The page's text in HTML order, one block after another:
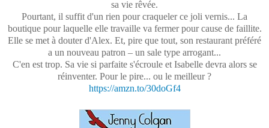
sa vie rêvée.
Pourtant, il suffit d'un rien pour craqueler ce joli vernis... La
boutique pour laquelle elle travaille va fermer pour cause de faillite.
Elle se met à douter d'Alex. Et, pire que tout, son restaurant préféré
a un nouveau patron – un sale type arrogant...
C'en est trop. Sa vie si parfaite s'écroule et Isabelle devra alors se
réinventer. Pour le pire... ou le meilleur ?
https://amzn.to/30doGf4